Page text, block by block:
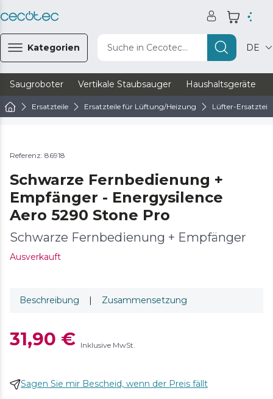
Kategorien Suche in Cecotec... DE
Saugroboter Vertikale Staubsauger Haushaltsgeräte
Ersatzteile Ersatzteile für Lüftung/Heizung Lüfter-Ersatzteile
Referenz: 86918
Schwarze Fernbedienung +
Empfänger - Energysilence
Aero 5290 Stone Pro
Schwarze Fernbedienung + Empfänger
Ausverkauft
Beschreibung | Zusammensetzung
31,90 € Inklusive MwSt.
Sagen Sie mir Bescheid, wenn der Preis fällt